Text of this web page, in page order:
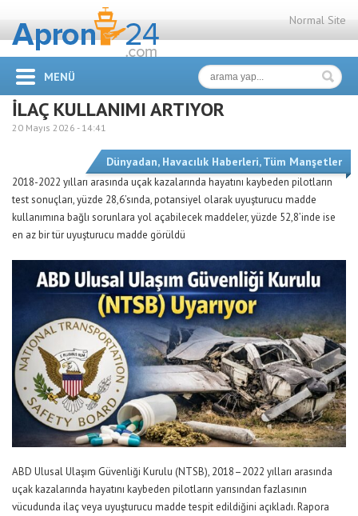
Normal Site
MENÜ
İLAÇ KULLANIMI ARTIYOR
20 Mayıs 2026 - 14:41
Dünyadan, Havacılık Haberleri,Tüm Manşetler
2018-2022 yılları arasında uçak kazalarında hayatını kaybeden pilotların
test sonuçları, yüzde 28,6’sında, potansiyel olarak uyuşturucu madde
kullanımına bağlı sorunlara yol açabilecek maddeler, yüzde 52,8’inde ise
en az bir tür uyuşturucu madde görüldü
ABD Ulusal Ulaşım Güvenliği Kurulu (NTSB), 2018–2022 yılları arasında
uçak kazalarında hayatını kaybeden pilotların yarısından fazlasının
vücudunda ilaç veya uyuşturucu madde tespit edildiğini açıkladı. Rapora